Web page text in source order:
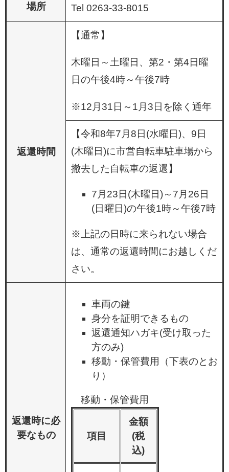
場所 Tel 0263-33-8015
返還時間
【通常】
木曜日～土曜日、第2・第4日曜
日の午後4時～午後7時
※12月31日～1月3日を除く通年
【令和8年7月8日(水曜日)、9日
(木曜日)に市営自転車駐車場から
撤去した自転車の返還】
7月23日(木曜日)～7月26日
(日曜日)の午後1時～午後7時
※上記の日時に来られない場合
は、通常の返還時間にお越しくだ
さい。
返還時に必
要なもの
車両の鍵
身分を証明できるもの
返還通知ハガキ(受け取った
方のみ)
移動・保管費用（下表のとお
り）
移動・保管費用
項目
金額
(税
込)